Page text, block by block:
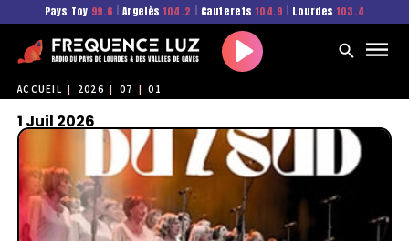
Pays Toy 99.6 Argelès 104.2 Cauterets 104.9 Lourdes 103.4
Play
ACCUEIL 2026 07 01
1 Juil 2026